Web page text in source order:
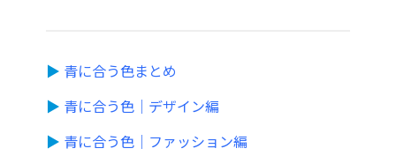
▶ 青に合う色まとめ
▶ 青に合う色｜デザイン編
▶ 青に合う色｜ファッション編